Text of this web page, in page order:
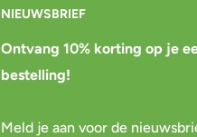
NIEUWSBRIEF
Ontvang 10% korting op je
bestelling!
Meld je aan voor de